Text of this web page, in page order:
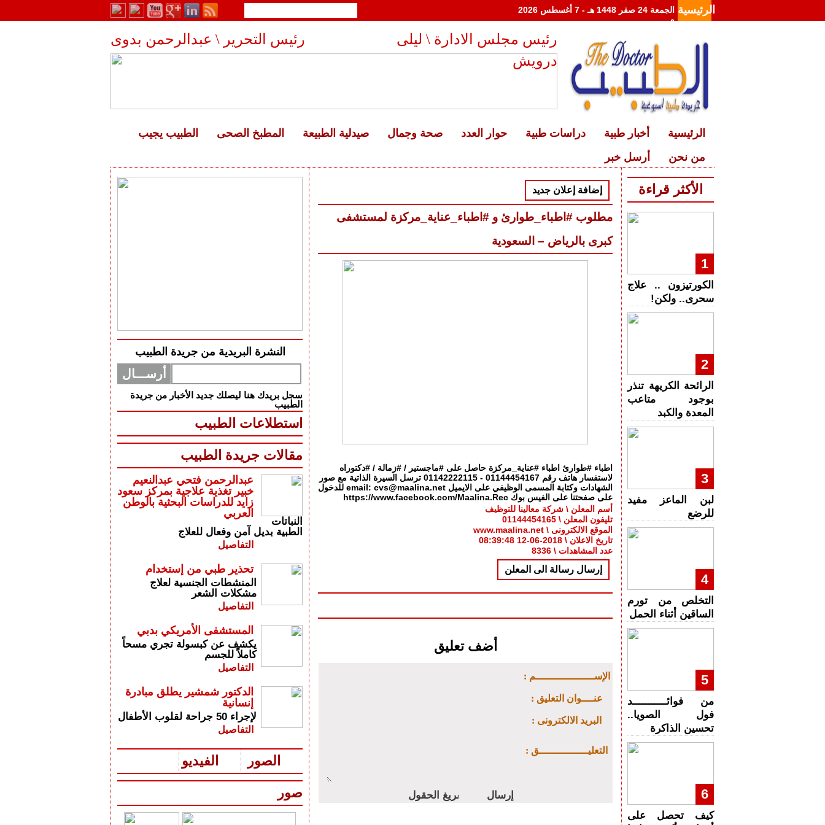
الرئيسية
الجمعة 24 صفر 1448 هـ - 7 أغسطس 2026
م
رئيس مجلس الادارة \ ليلى
درويش
رئيس التحرير \ عبدالرحمن بدوى
الرئيسية أخبار طبية دراسات طبية حوار العدد صحة وجمال صيدلية الطبيعة المطبخ الصحى
الطبيب يجيب
من نحن
أرسل خبر
النشرة البريدية من جريدة الطبيب
سجل بريدك هنا ليصلك جديد الأخبار من جريدة
الطبيب
استطلاعات الطبيب
مقالات جريدة الطبيب
عبدالرحمن فتحي عبدالنعيم
خبير تغذية علاجية بمركز سعود
زايد للدراسات البحثية بالوطن
العربي
النباتات
الطبية بديل آمن وفعال للعلاج
التفاصيل
تحذير طبي من إستخدام
المنشطات الجنسية لعلاج
مشكلات الشعر
التفاصيل
المستشفى الأمريكي بدبي
يكشف عن كبسولة تجري مسحاً
كاملاً للجسم
التفاصيل
الدكتور شمشير يطلق مبادرة
إنسانية
لإجراء 50 جراحة لقلوب الأطفال
التفاصيل
الصور الفيديو
صور
إضافة إعلان جديد
مطلوب #اطباء_طوارئ و #اطباء_عناية_مركزة لمستشفى
كبرى بالرياض – السعودية
اطباء #طوارئ اطباء #عناية_مركزة حاصل على #ماجستير / #زمالة / #دكتوراه
لاستفسار هاتف رقم 01144454167 - 01142222115 ترسل السيرة الذاتية مع صور
الشهادات وكتابة المسمى الوظيفي على الايميل email: cvs@maalina.net للدخول
على صفحتنا على الفيس بوك https://www.facebook.com/Maalina.Rec
أسم المعلن \ شركة معالينا للتوظيف
تليفون المعلن \ 01144454165
الموقع الالكترونى \ www.maalina.net
تاريخ الاعلان \ 2018-06-12 08:39:48
عدد المشاهدات \ 8336
إرسال رسالة الى المعلن
أضف تعليق
: الإســـــــــــــــــــم
: عنــــوان التعليق
: البريد الالكترونى
: التعليــــــــــــــــق
الأكثر قراءة
1
الكورتيزون .. علاج
سحرى.. ولكن!
2
الرائحة الكريهة تنذر
بوجود متاعب
المعدة والكبد
3
لبن الماعز مفيد
للرضع
4
التخلص من تورم
الساقين أثناء الحمل
5
من فوائـــــــــــد
فول الصويا..
تحسين الذاكرة
6
كيف تحصل على